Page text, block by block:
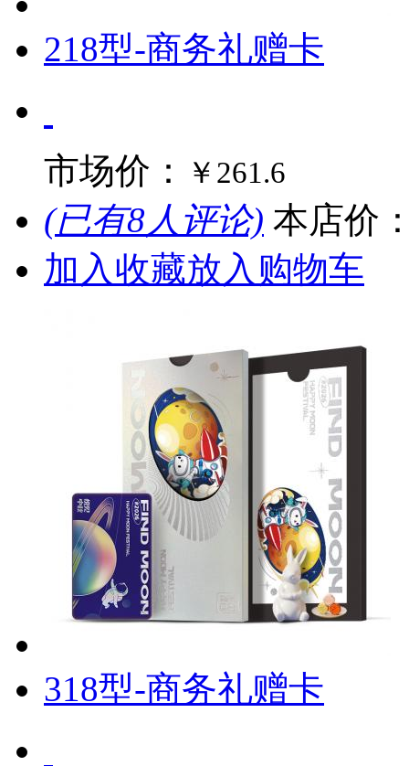
218型-商务礼赠卡
市场价： ￥261.6
(已有8人评论) 本店价
加入收藏放入购物车
318型-商务礼赠卡